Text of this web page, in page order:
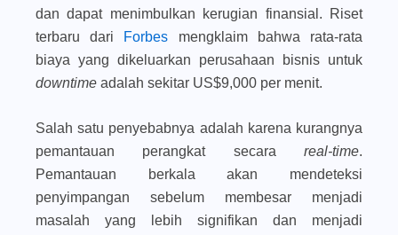
dan dapat menimbulkan kerugian finansial. Riset
terbaru dari
Forbes mengklaim bahwa rata-rata
biaya yang dikeluarkan perusahaan bisnis untuk
downtime adalah sekitar US$9,000 per menit.
Salah satu penyebabnya adalah karena kurangnya
pemantauan perangkat secara real-time.
Pemantauan berkala akan mendeteksi
penyimpangan sebelum membesar menjadi
masalah yang lebih signifikan dan menjadi